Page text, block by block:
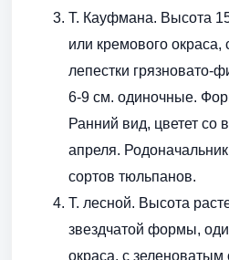
Т. Кауфмана. Высота
или кремового окраса,
лепестки грязновато-
6-9 см. одиночные.
Ранний вид, цветет со
апреля.
сортов тюльпанов.
Т. лесной. Высота
звездчатой формы,
окраса, с